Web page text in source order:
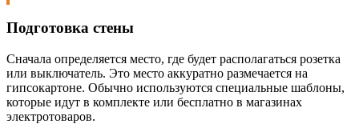
Подготовка стены
Сначала определяется место, где будет располагаться розетка
или выключатель. Это место аккуратно размечается на
гипсокартоне. Обычно используются специальные шаблоны,
которые идут в комплекте или бесплатно в магазинах
электротоваров.